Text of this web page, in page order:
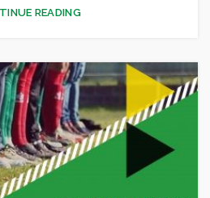
READING